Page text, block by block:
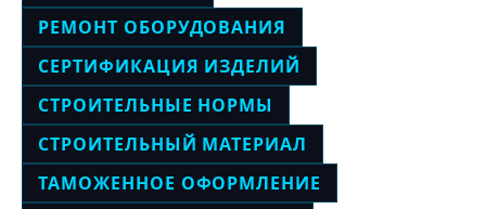
РЕМОНТ ОБОРУДОВАНИЯ
СЕРТИФИКАЦИЯ ИЗДЕЛИЙ
СТРОИТЕЛЬНЫЕ НОРМЫ
СТРОИТЕЛЬНЫЙ МАТЕРИАЛ
ТАМОЖЕННОЕ ОФОРМЛЕНИЕ